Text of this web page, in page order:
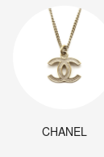
CHANEL